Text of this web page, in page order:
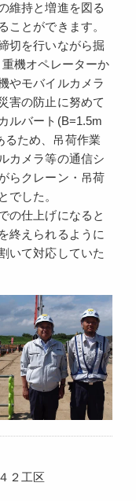
維持と増進を図る
ことができます。
切を行いながら掘
機オペレーターか
やモバイルカメラ
害の防止に努めて
ルバート(B=1.5m
るため、吊荷作業
カメラ等の通信シ
らクレーン・吊荷
でした。
の仕上げになると
終えられるように
いて対応していた
２工区